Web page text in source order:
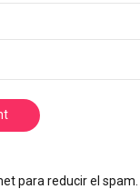
para reducir el spam.